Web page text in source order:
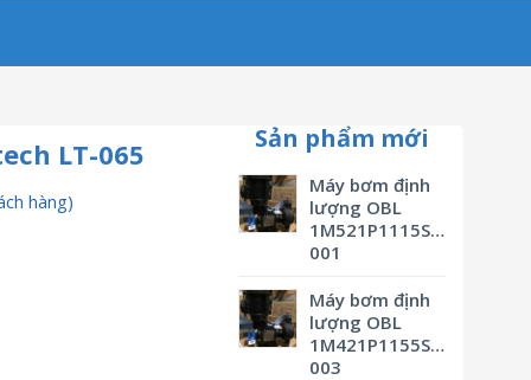
LT-065
hàng)
Sản phẩm mới
Máy bơm định
lượng OBL
1M521P1115SVBSMV0M3-
001
Máy bơm định
lượng OBL
1M421P1155SVBSMV0M3-
003